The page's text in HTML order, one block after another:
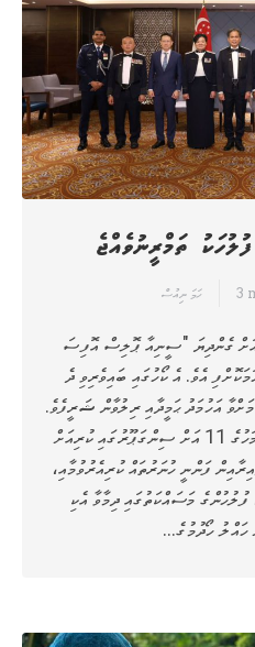
ހަމަ ނިއުސް 3
ގެންދިޔަ "ސީނިއާ ޕޮލިސް އޮފިސަ
އެވެ. އެ ކޯހުގައި ބައިވެރިވި ދެ
އަހުމަދު ޙަމީދާއި ރިލުވާން ޝަރީފެވެ.
މިދިޔަ އަހަރުގެ އޮގަސްޓް 6 އިން މި މަހުގެ 11 އަށް ސިންގަޕޫރުގައި ކުރިއަށް
ފަންނީ ހުނަރުތައް ކުރިއެރުވުމާއި،
މަސައްކަތުގައި ދިމާވާ އެކި
ހައްލު ހޯދުމުގެ…